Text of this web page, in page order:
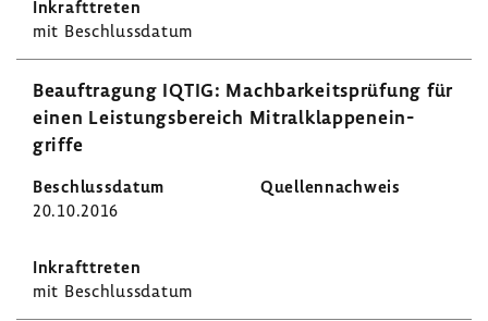
mit Beschluss­datum
Beauf­tra­gung IQTIG: Mach­bar­keits­prü­fung für
einen Leis­tungs­be­reich Mitral­klap­pen­ein­
griffe
20.10.2016
mit Beschluss­datum